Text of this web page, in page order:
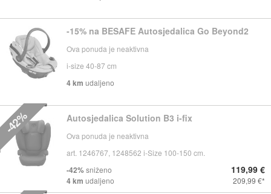
-15% na BESAFE Autosjedalica Go Beyond2
Ova ponuda je neaktivna
i-size 40-87 cm
4 km udaljeno
Autosjedalica Solution B3 i-fix
Ova ponuda je neaktivna
art. 1246767, 1248562 i-Size 100-150 cm.
-42%sniženo
4 km udaljeno
119,99 €
209,99 €
-42%